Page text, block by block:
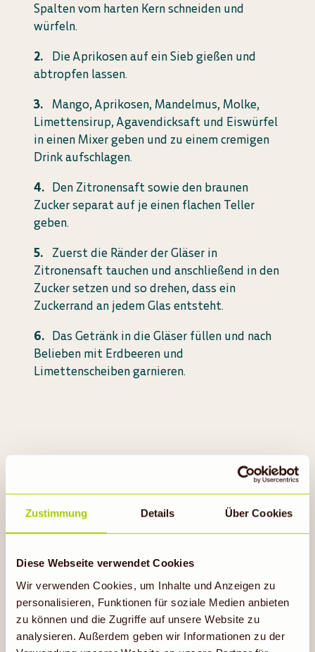
Zustimmung Details Über Cookies
Diese Webseite verwendet Cookies
Wir verwenden Cookies, um Inhalte und Anzeigen zu
personalisieren, Funktionen für soziale Medien anbieten
zu können und die Zugriffe auf unsere Website zu
analysieren. Außerdem geben wir Informationen zu der
Spalten vom harten Kern schneiden und
würfeln.
Die Aprikosen auf ein Sieb gießen und
abtropfen lassen.
Mango, Aprikosen, Mandelmus, Molke,
Limettensirup, Agavendicksaft und Eiswürfel
in einen Mixer geben und zu einem cremigen
Drink aufschlagen.
Den Zitronensaft sowie den braunen
Zucker separat auf je einen flachen Teller
geben.
Zuerst die Ränder der Gläser in
Zitronensaft tauchen und anschließend in den
Zucker setzen und so drehen, dass ein
Zuckerrand an jedem Glas entsteht.
Das Getränk in die Gläser füllen und nach
Belieben mit Erdbeeren und
Limettenscheiben garnieren.
Probiere auch